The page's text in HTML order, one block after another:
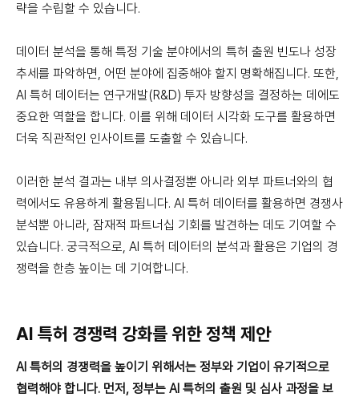
략을 수립할 수 있습니다.
데이터 분석을 통해 특정 기술 분야에서의 특허 출원 빈도나 성장
추세를 파악하면, 어떤 분야에 집중해야 할지 명확해집니다. 또한,
AI 특허 데이터는 연구개발(R&D) 투자 방향성을 결정하는 데에도
중요한 역할을 합니다. 이를 위해 데이터 시각화 도구를 활용하면
더욱 직관적인 인사이트를 도출할 수 있습니다.
이러한 분석 결과는 내부 의사결정뿐 아니라 외부 파트너와의 협
력에서도 유용하게 활용됩니다. AI 특허 데이터를 활용하면 경쟁사
분석뿐 아니라, 잠재적 파트너십 기회를 발견하는 데도 기여할 수
있습니다. 궁극적으로, AI 특허 데이터의 분석과 활용은 기업의 경
쟁력을 한층 높이는 데 기여합니다.
AI 특허 경쟁력 강화를 위한 정책 제안
AI 특허의 경쟁력을 높이기 위해서는 정부와 기업이 유기적으로
협력해야 합니다. 먼저, 정부는 AI 특허의 출원 및 심사 과정을 보